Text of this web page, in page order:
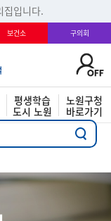
집입니다.
보건소 구의회
평생학습
도시 노원
노원구청
바로가기